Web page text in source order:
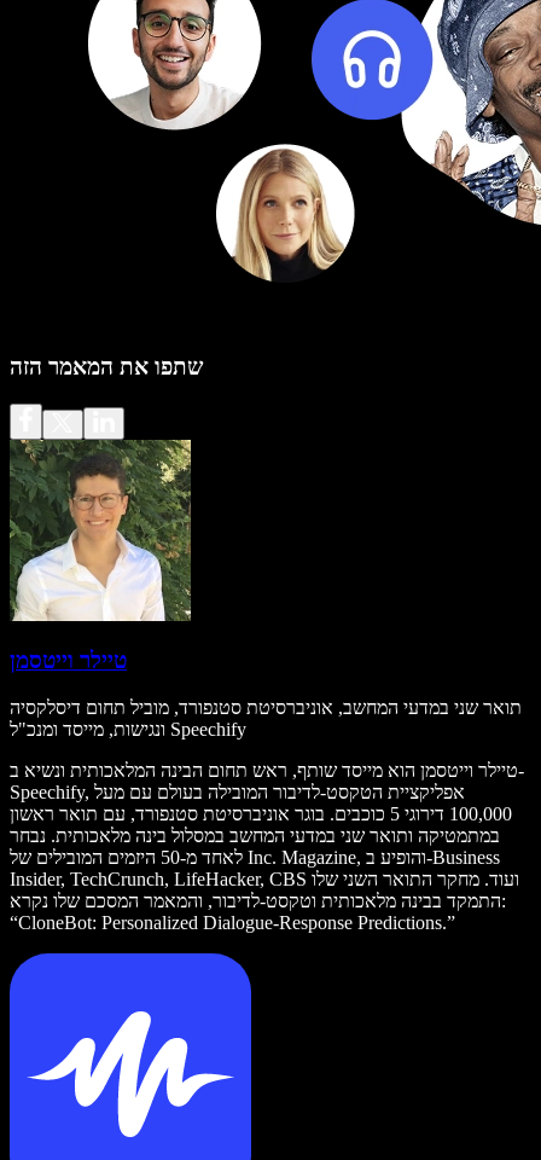
שתפו את המאמר הזה
טיילר וייטסמן
תואר שני במדעי המחשב, אוניברסיטת סטנפורד, מוביל תחום דיסלקסיה
ונגישות, מייסד ומנכ"ל Speechify
טיילר וייטסמן הוא מייסד שותף, ראש תחום הבינה המלאכותית ונשיא ב-
Speechify, אפליקציית הטקסט‑לדיבור המובילה בעולם עם מעל
100,000 דירוגי 5 כוכבים. בוגר אוניברסיטת סטנפורד, עם תואר ראשון
במתמטיקה ותואר שני במדעי המחשב במסלול בינה מלאכותית. נבחר
לאחד מ-50 היזמים המובילים של Inc. Magazine, והופיע ב-Business
Insider, TechCrunch, LifeHacker, CBS ועוד. מחקר התואר השני שלו
התמקד בבינה מלאכותית וטקסט‑לדיבור, והמאמר המסכם שלו נקרא:
“CloneBot: Personalized Dialogue-Response Predictions.”